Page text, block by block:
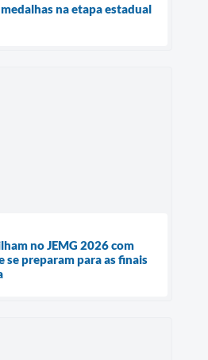
na etapa estadual
no JEMG 2026 com
se preparam para as finais